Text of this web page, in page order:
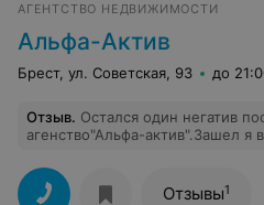
АГЕНТСТВО НЕДВИЖИМОСТИ
Альфа-Актив
Брест, ул. Советская, 93 до
Отзыв. Остался один негатив
агенство"Альфа-актив".Зашел я
продажи моей квартиры,но тут
проблемы (то договор не могут
Отзывы1